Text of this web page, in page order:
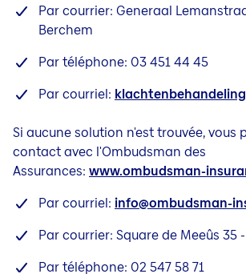
Par courrier: Generaal
Berchem
Par téléphone: 03 451 44 45
Par courriel:
Si aucune solution n'est trouvée, vous
contact avec l'Ombudsman des
Assurances: www.ombudsman-
Par courriel: info@ombudsman-
Par courrier: Square de Meeûs 35
Par téléphone: 02 547 58 71